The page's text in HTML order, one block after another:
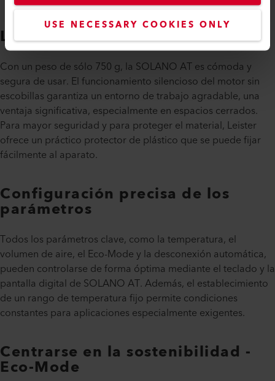
USE NECESSARY COOKIES ONLY
Ligero, silencioso y seguro
Con un peso de sólo 750 g, la SOLANO AT es cómoda y
segura de usar. El funcionamiento silencioso del motor sin
escobillas garantiza un entorno de trabajo agradable, una
ventaja significativa, especialmente en espacios cerrados.
Para mayor seguridad y para proteger el material, Leister
ofrece un práctico protector de plástico que se puede fijar
fácilmente al aparato.
Configuración precisa de los
parámetros
Todos los parámetros clave, como la temperatura, el
volumen de aire, el Eco-Mode y la desconexión automática,
pueden controlarse de forma óptima mediante el teclado y la
pantalla digital de SOLANO AT. Además, el establecimiento
de un rango de temperatura fijo permite condiciones
constantes para aplicaciones especialmente exigentes.
Centrarse en la sostenibilidad -
Eco-Mode